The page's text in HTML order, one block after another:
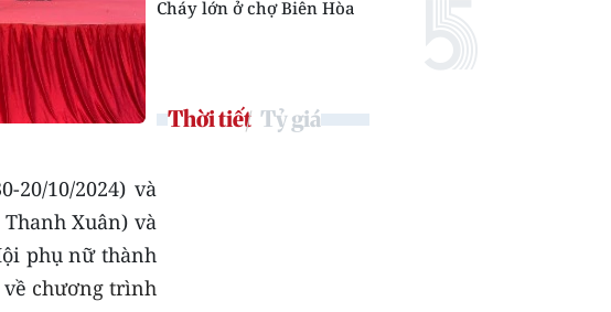
20/10/2024) và
Xuân) và
phụ nữ thành
chương trình
Cháy lớn ở chợ Biên Hòa
Thời tiết Tỷ giá